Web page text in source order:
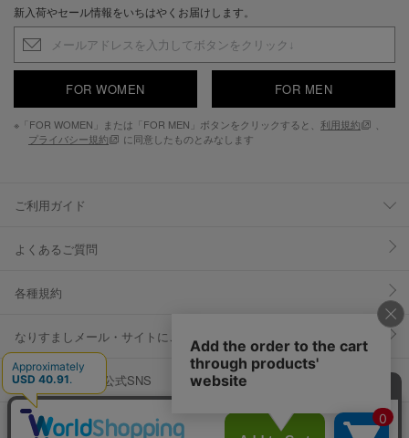
新入荷やセール情報をいちはやくお届けします。
FOR WOMEN FOR MEN
※「FOR WOMEN」または「FOR MEN」ボタンをクリックすると、 利用規約
プライバシー規約
に同意したものとみなします
ご利用ガイド
よくあるご質問
各種規約
なりすましメール・サイトにご注意ください
YOSUKE U.S.A 公式SNS